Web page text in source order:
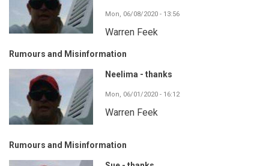
Mon, 06/08/2020 - 13:56
Warren Feek
Rumours and Misinformation
Neelima - thanks
Mon, 06/01/2020 - 16:12
Warren Feek
Rumours and Misinformation